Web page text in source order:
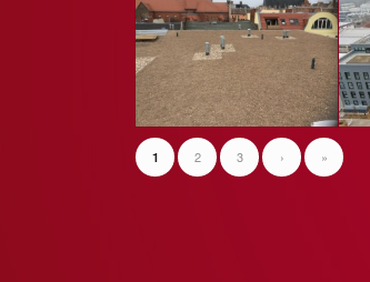
1 2 3 › »